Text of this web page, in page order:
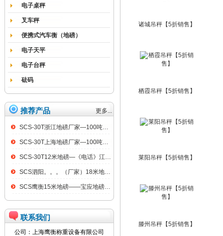
电子桌秤
叉车秤
便携式汽车衡（地磅）
电子天平
电子台秤
砝码
推荐产品 更多...
SCS-30T浙江地磅厂家—100吨汽车衡
SCS-30T上海地磅厂家—100吨汽车衡
SCS-30T12米地磅—《电话》江阴100吨地磅
SCS泗阳。。。（厂家）18米地磅（低价）
SCS鹰衡15米地磅——宝应地磅销售点
联系我们
公司：上海鹰衡称重设备有限公司
诸城吊秤【5折销售】
栖霞吊秤【5折销售】
莱阳吊秤【5折销售】
滕州吊秤【5折销售】